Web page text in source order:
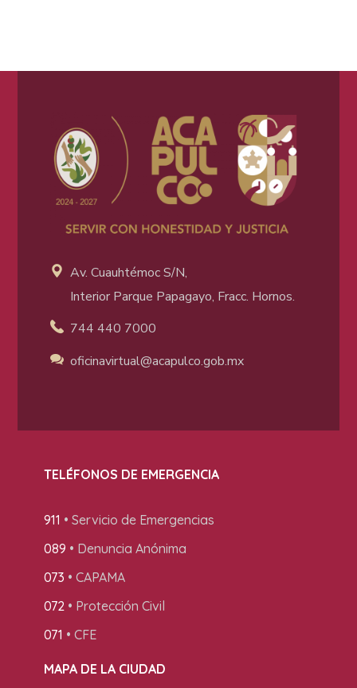
Av. Cuauhtémoc S/N,
Interior Parque Papagayo, Fracc. Hornos.
744 440 7000
oficinavirtual@acapulco.gob.mx
TELÉFONOS DE EMERGENCIA
911 • Servicio de Emergencias
089 • Denuncia Anónima
073 • CAPAMA
072• Protección Civil
071 • CFE
MAPA DE LA CIUDAD